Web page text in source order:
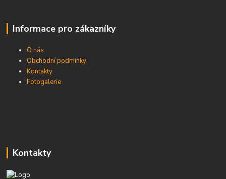
Informace pro zákazníky
O nás
Obchodní podmínky
Kontakty
Fotogalerie
Kontakty